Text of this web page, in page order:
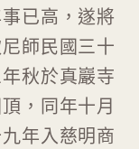
已高，遂將
師民國三十
秋於真巖寺
，同年十月
年入慈明商